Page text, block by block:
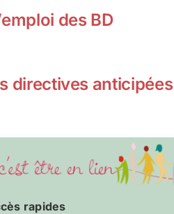
des BD
directives anticipées
rapides